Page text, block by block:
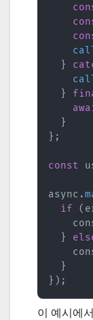
}
}
}
} ;
const
async .
if
(
}
}
} ) ;
이 예시에